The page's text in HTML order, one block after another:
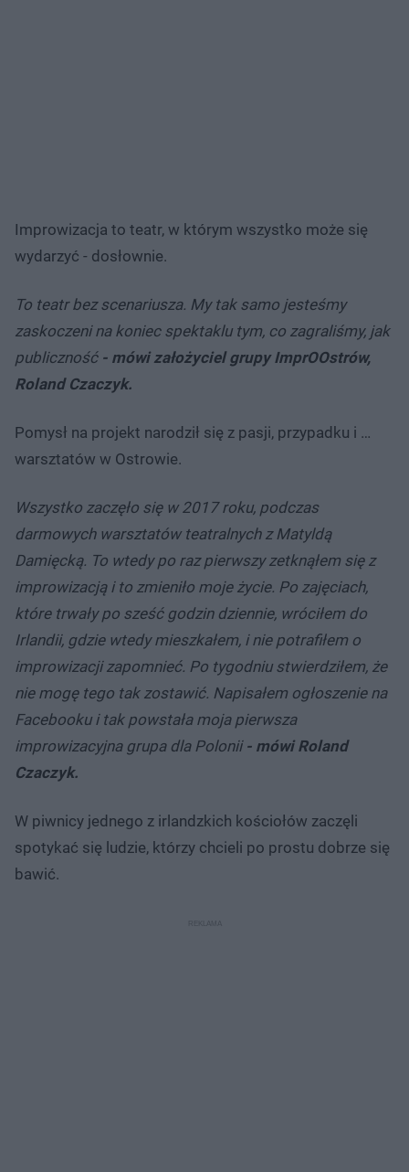
Improwizacja to teatr, w którym wszystko może się
wydarzyć - dosłownie.
To teatr bez scenariusza. My tak samo jesteśmy
zaskoczeni na koniec spektaklu tym, co zagraliśmy, jak
publiczność - mówi założyciel grupy ImprOOstrów,
Roland Czaczyk.
Pomysł na projekt narodził się z pasji, przypadku i …
warsztatów w Ostrowie.
Wszystko zaczęło się w 2017 roku, podczas
darmowych warsztatów teatralnych z Matyldą
Damięcką. To wtedy po raz pierwszy zetknąłem się z
improwizacją i to zmieniło moje życie. Po zajęciach,
które trwały po sześć godzin dziennie, wróciłem do
Irlandii, gdzie wtedy mieszkałem, i nie potrafiłem o
improwizacji zapomnieć. Po tygodniu stwierdziłem, że
nie mogę tego tak zostawić. Napisałem ogłoszenie na
Facebooku i tak powstała moja pierwsza
improwizacyjna grupa dla Polonii - mówi Roland
Czaczyk.
W piwnicy jednego z irlandzkich kościołów zaczęli
spotykać się ludzie, którzy chcieli po prostu dobrze się
bawić.